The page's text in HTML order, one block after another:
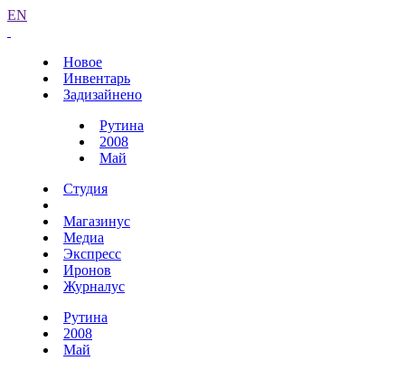
EN
Новое
Инвентарь
Задизайнено
Рутина
2008
Май
Студия
Магазинус
Медиа
Экспресс
Иронов
Журналус
Рутина
2008
Май